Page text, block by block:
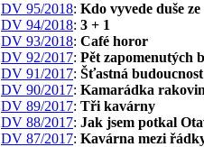
DV 95/2018: Kdo vyvede duše
DV 94/2018: 3 + 1
DV 93/2018: Café horor
DV 92/2017: Pět zapomenutých
DV 91/2017: Šťastná budoucnost
DV 90/2017: Kamarádka
DV 89/2017: Tři kavárny
DV 88/2017: Jak jsem potkal
DV 87/2017: Kavárna mezi